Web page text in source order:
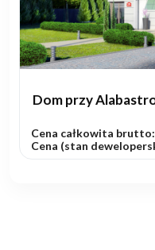
Dom przy
Cena całkowita brutto:
Cena (stan